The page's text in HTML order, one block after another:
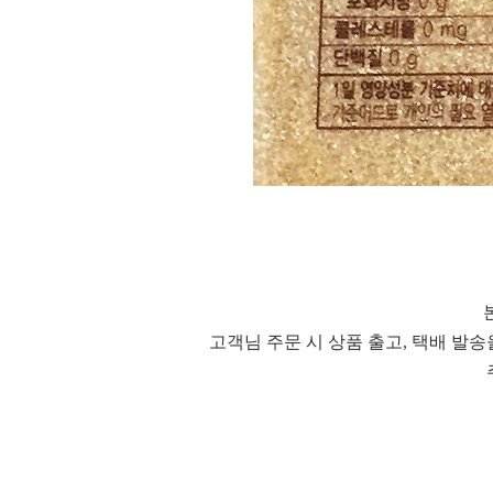
고객님 주문 시 상품 출고, 택배 발